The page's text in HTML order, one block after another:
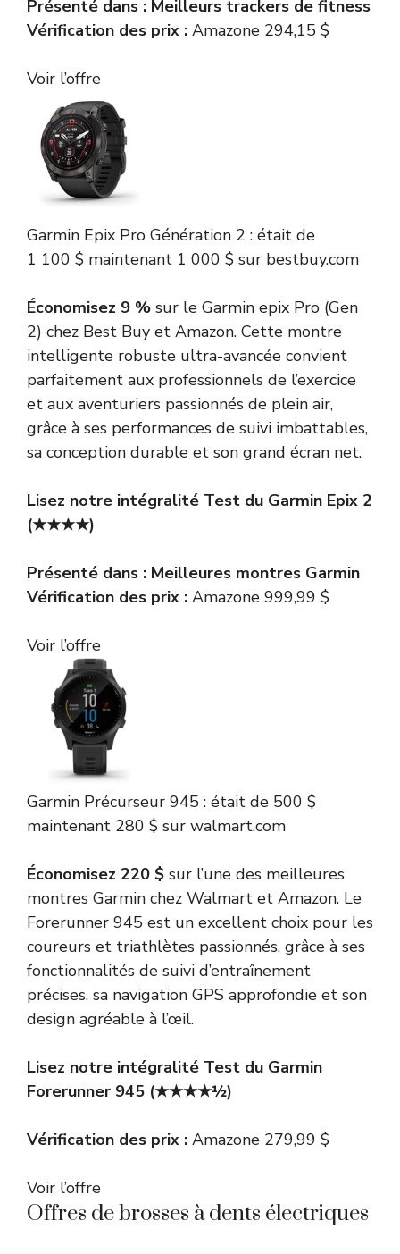
Présenté dans : Meilleurs trackers de fitness
Vérification des prix : Amazone 294,15 $
Voir l’offre
Garmin Epix Pro Génération 2 : était de
1 100 $ maintenant 1 000 $ sur bestbuy.com
Économisez 9 % sur le Garmin epix Pro (Gen
2) chez Best Buy et Amazon. Cette montre
intelligente robuste ultra-avancée convient
parfaitement aux professionnels de l’exercice
et aux aventuriers passionnés de plein air,
grâce à ses performances de suivi imbattables,
sa conception durable et son grand écran net.
Lisez notre intégralité Test du Garmin Epix 2
(★★★★)
Présenté dans : Meilleures montres Garmin
Vérification des prix : Amazone 999,99 $
Voir l’offre
Garmin Précurseur 945 : était de 500 $
maintenant 280 $ sur walmart.com
Économisez 220 $ sur l’une des meilleures
montres Garmin chez Walmart et Amazon. Le
Forerunner 945 est un excellent choix pour les
coureurs et triathlètes passionnés, grâce à ses
fonctionnalités de suivi d’entraînement
précises, sa navigation GPS approfondie et son
design agréable à l’œil.
Lisez notre intégralité Test du Garmin
Forerunner 945 (★★★★½)
Vérification des prix : Amazone 279,99 $
Voir l’offre
Offres de brosses à dents électriques